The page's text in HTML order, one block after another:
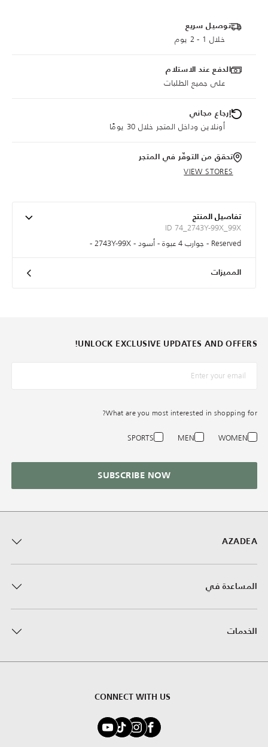
توصيل سريع
خلال 1 - 2 يوم
الدفع عند الاستلام
على جميع الطلبات
إرجاع مجاني
أونلاين وداخل المتجر خلال 30 يومًا
تحقق من التوفّر في المتجر
VIEW STORES
تفاصيل المنتج
ID 74_2743Y-99X_99X
Reserved - جوارب 4 عبوة - أسود - 2743Y-99X -
المميزات
AZADEA
المساعدة في
الخدمات
CONNECT WITH US
UNLOCK EXCLUSIVE UPDATES AND OFFERS!
*البريد الإلكترونيّ
What are you most interested in shopping for?
WOMEN
MEN
SPORTS
SUBSCRIBE NOW